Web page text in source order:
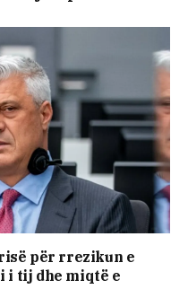
për rrezikun e
i tij dhe miqtë e